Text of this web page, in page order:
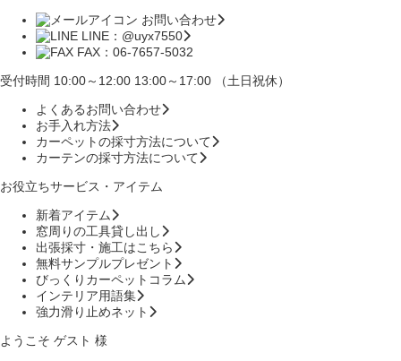
お問い合わせ
LINE：@uyx7550
FAX：06-7657-5032
受付時間 10:00～12:00 13:00～17:00 （土日祝休）
よくあるお問い合わせ
お手入れ方法
カーペットの採寸方法について
カーテンの採寸方法について
お役立ちサービス・アイテム
新着アイテム
窓周りの工具貸し出し
出張採寸・施工はこちら
無料サンプルプレゼント
びっくりカーペットコラム
インテリア用語集
強力滑り止めネット
ようこそ ゲスト 様